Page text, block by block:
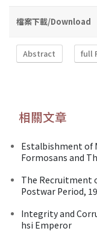
檔案下載/Download
Abstract full
相關文章
Estalbishment of
Formosans and
The Recruitment
Postwar Period,
Integrity and
hsi Emperor